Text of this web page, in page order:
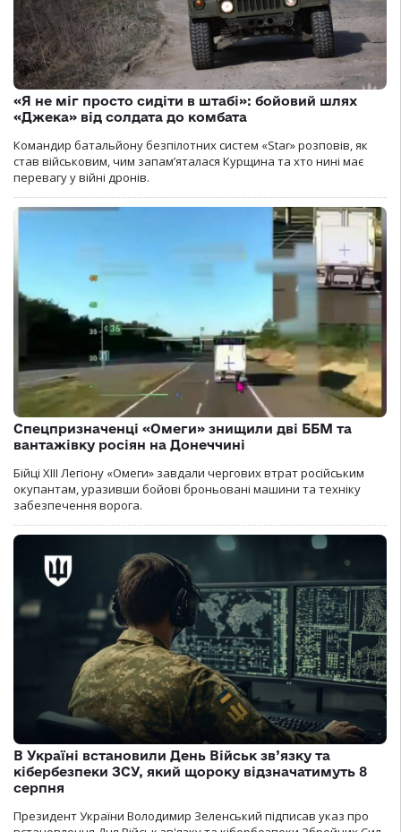
«Я не міг просто сидіти в штабі»: бойовий шлях
«Джека» від солдата до комбата
Командир батальйону безпілотних систем «Star» розповів, як
став військовим, чим запам’яталася Курщина та хто нині має
перевагу у війні дронів.
Спецпризначенці «Омеги» знищили дві ББМ та
вантажівку росіян на Донеччині
Бійці ХІІІ Легіону «Омеги» завдали чергових втрат російським
окупантам, уразивши бойові броньовані машини та техніку
забезпечення ворога.
В Україні встановили День Військ зв’язку та
кібербезпеки ЗСУ, який щороку відзначатимуть 8
серпня
Президент України Володимир Зеленський підписав указ про